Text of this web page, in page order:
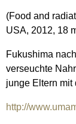
(Food and
USA, 2012, 18
Fukushima
verseuchte
junge Eltern
http://